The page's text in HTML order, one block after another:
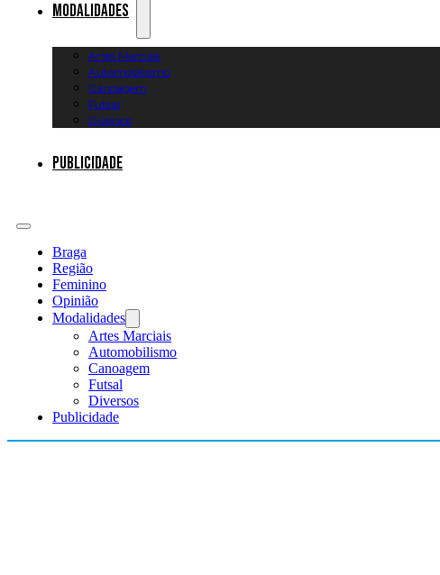
Modalidades
Artes Marciais
Automobilismo
Canoagem
Futsal
Diversos
Publicidade
Braga
Região
Feminino
Opinião
Modalidades
Artes Marciais
Automobilismo
Canoagem
Futsal
Diversos
Publicidade